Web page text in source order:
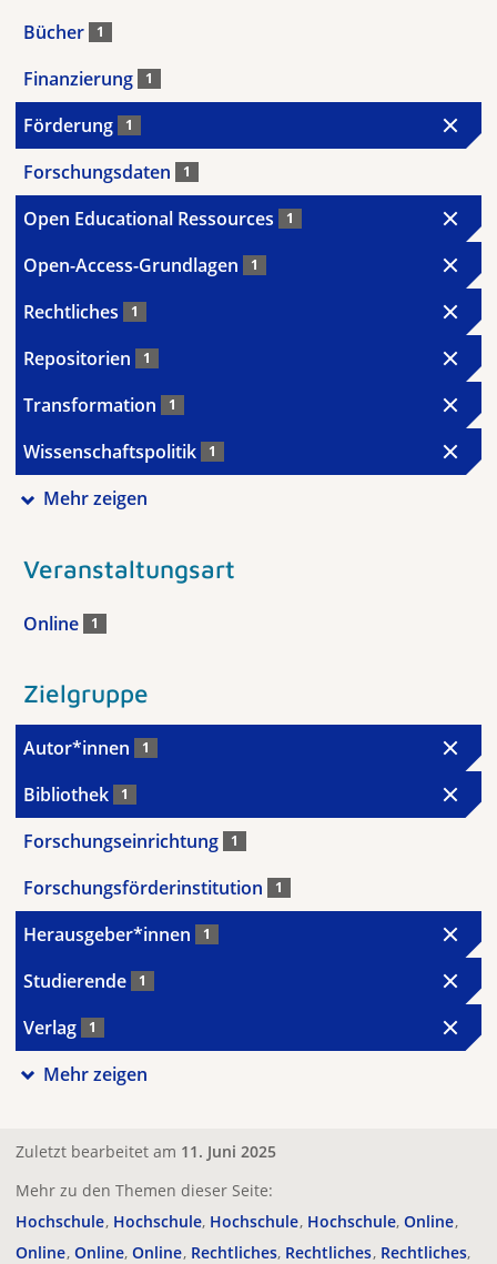
Bücher 1
Finanzierung 1
Förderung 1
Forschungsdaten 1
Open Educational Ressources 1
Open-Access-Grundlagen 1
Rechtliches 1
Repositorien 1
Transformation 1
Wissenschaftspolitik 1
Mehr zeigen
Veranstaltungsart
Online 1
Zielgruppe
Autor*innen 1
Bibliothek 1
Forschungseinrichtung 1
Forschungsförderinstitution 1
Herausgeber*innen 1
Studierende 1
Verlag 1
Mehr zeigen
Zuletzt bearbeitet am 11. Juni 2025
Mehr zu den Themen dieser Seite:
Hochschule Hochschule Hochschule Hochschule Online
Online Online Online Rechtliches Rechtliches Rechtliches